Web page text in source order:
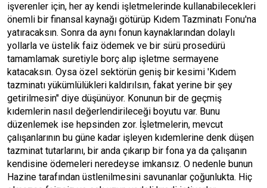
işverenler için, her ay kendi işletmelerinde kullanabilecekleri
önemli bir finansal kaynağı götürüp Kıdem Tazminatı Fonu'na
yatıracaksın. Sonra da aynı fonun kaynaklarından dolaylı
yollarla ve üstelik faiz ödemek ve bir sürü prosedürü
tamamlamak suretiyle borç alıp işletme sermayene
katacaksın. Oysa özel sektörün geniş bir kesimi 'Kıdem
tazminatı yükümlülükleri kaldırılsın, fakat yerine bir şey
getirilmesin" diye düşünüyor. Konunun bir de geçmiş
kıdemlerin nasıl değerlendirileceği boyutu var. Bunu
düzenlemek ise hepsinden zor. İşletmelerin, mevcut
çalışanlarının bu güne kadar işleyen kıdemlerine denk düşen
tazminat tutarlarını, bir anda çıkarıp bir fona ya da çalışanın
kendisine ödemeleri neredeyse imkansız. O nedenle bunun
Hazine tarafından üstlenilmesini savunanlar çoğunlukta. Hiç